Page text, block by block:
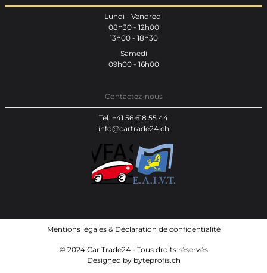
Lundi - Vendredi
08h30 - 12h00
13h00 - 18h30
Samedi
09h00 - 16h00
Contactez-nous
Tel: +41 56 618 55 44
info@cartrade24.ch
Mentions légales& Déclaration de confidentialité
© 2024 Car Trade24 - Tous droits réservés
Designed by byteprofis.ch